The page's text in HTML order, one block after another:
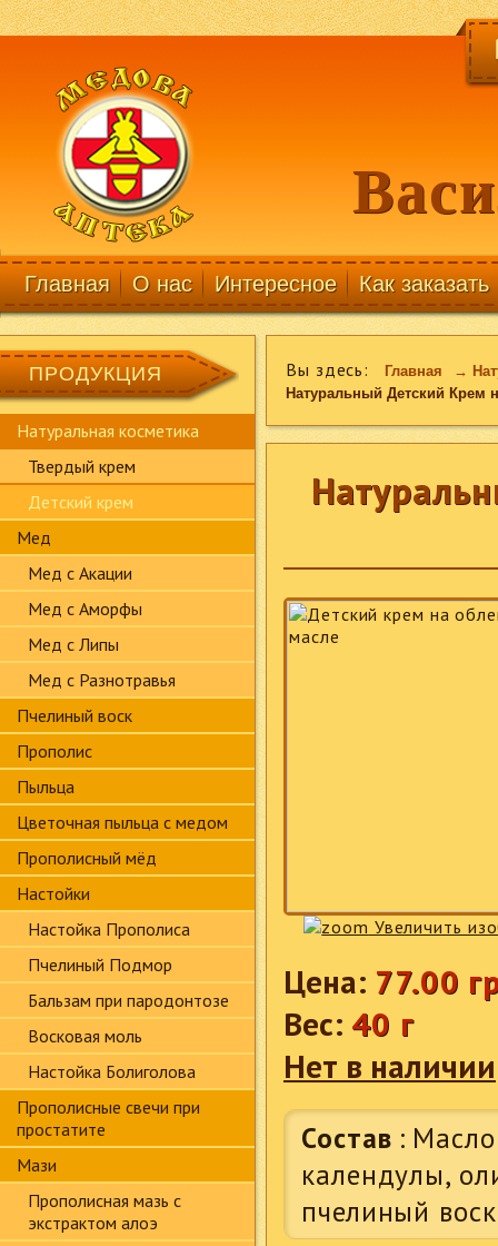
Главная О нас Интересное Как заказать
ПРОДУКЦИЯ
Натуральная косметика
Твердый крем
Детский крем
Мед
Мед с Акации
Мед с Аморфы
Мед с Липы
Мед с Разнотравья
Пчелиный воск
Прополис
Пыльца
Цветочная пыльца с медом
Прополисный мёд
Настойки
Настойка Прополиса
Пчелиный Подмор
Бальзам при пародонтозе
Восковая моль
Настойка Болиголова
Прополисные свечи при
простатите
Мази
Прополисная мазь с
экстрактом алоэ
Вы здесь: Главная →
Натуральный Детский Крем
Увеличить
Цена: 77.00
Вес: 40 г
Нет в наличии
Состав :
календулы,
пчелиный